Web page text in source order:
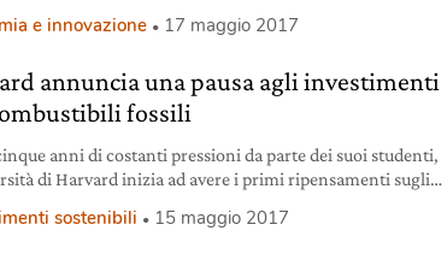
A inizio maggio la Camera dei Deputati ha detto
Il testo s’intitola, promettentemente, “Disposizioni per
e la competitività
e innovazione 17 maggio 2017
annuncia una pausa agli investimenti
fossili
anni di costanti pressioni da parte dei suoi studenti,
di Harvard inizia ad avere i primi ripensamenti sugli
maturi per uno stop definitivo, ma l’Ateneo ha annunciato
sostenibili 15 maggio 2017